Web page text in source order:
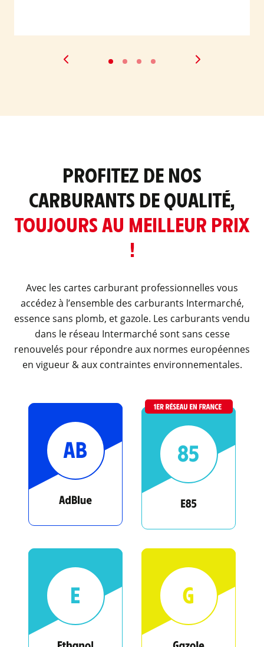
PROFITEZ DE NOS
CARBURANTS DE QUALITÉ,
TOUJOURS AU MEILLEUR PRIX
!
Avec les cartes carburant professionnelles vous
accédez à l’ensemble des carburants Intermarché,
essence sans plomb, et gazole. Les carburants vendu
dans le réseau Intermarché sont sans cesse
renouvelés pour répondre aux normes européennes
en vigueur & aux contraintes environnementales.